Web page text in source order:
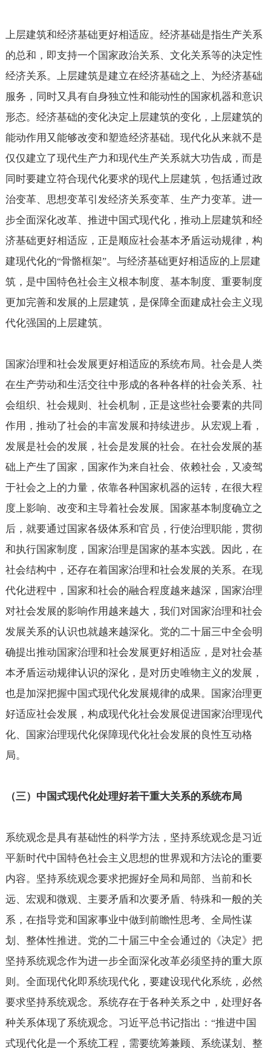
上层建筑和经济基础更好相适应。经济基础是指生产关系
的总和，即支持一个国家政治关系、文化关系等的决定性
经济关系。上层建筑是建立在经济基础之上、为经济基础
服务，同时又具有自身独立性和能动性的国家机器和意识
形态。经济基础的变化决定上层建筑的变化，上层建筑的
能动作用又能够改变和塑造经济基础。现代化从来就不是
仅仅建立了现代生产力和现代生产关系就大功告成，而是
同时要建立符合现代化要求的现代上层建筑，包括通过政
治变革、思想变革引发经济关系变革、生产力变革。进一
步全面深化改革、推进中国式现代化，推动上层建筑和经
济基础更好相适应，正是顺应社会基本矛盾运动规律，构
建现代化的“骨骼框架”。与经济基础更好相适应的上层建
筑，是中国特色社会主义根本制度、基本制度、重要制度
更加完善和发展的上层建筑，是保障全面建成社会主义现
代化强国的上层建筑。
国家治理和社会发展更好相适应的系统布局。社会是人类
在生产劳动和生活交往中形成的各种各样的社会关系、社
会组织、社会规则、社会机制，正是这些社会要素的共同
作用，推动了社会的丰富发展和持续进步。从宏观上看，
发展是社会的发展，社会是发展的社会。在社会发展的基
础上产生了国家，国家作为来自社会、依赖社会，又凌驾
于社会之上的力量，依靠各种国家机器的运转，在很大程
度上影响、改变和主导着社会发展。国家基本制度确立之
后，就要通过国家各级体系和官员，行使治理职能，贯彻
和执行国家制度，国家治理是国家的基本实践。因此，在
社会结构中，还存在着国家治理和社会发展的关系。在现
代化进程中，国家和社会的融合程度越来越深，国家治理
对社会发展的影响作用越来越大，我们对国家治理和社会
发展关系的认识也就越来越深化。党的二十届三中全会明
确提出推动国家治理和社会发展更好相适应，是对社会基
本矛盾运动规律认识的深化，是对历史唯物主义的发展，
也是加深把握中国式现代化发展规律的成果。国家治理更
好适应社会发展，构成现代化社会发展促进国家治理现代
化、国家治理现代化保障现代化社会发展的良性互动格
局。
（三）中国式现代化处理好若干重大关系的系统布局
系统观念是具有基础性的科学方法，坚持系统观念是习近
平新时代中国特色社会主义思想的世界观和方法论的重要
内容。坚持系统观念要求把握好全局和局部、当前和长
远、宏观和微观、主要矛盾和次要矛盾、特殊和一般的关
系，在指导党和国家事业中做到前瞻性思考、全局性谋
划、整体性推进。党的二十届三中全会通过的《决定》把
坚持系统观念作为进一步全面深化改革必须坚持的重大原
则。全面现代化即系统现代化，要建设现代化系统，必然
要求坚持系统观念。系统存在于各种关系之中，处理好各
种关系体现了系统观念。习近平总书记指出： “推进中国
式现代化是一个系统工程，需要统筹兼顾、系统谋划、整